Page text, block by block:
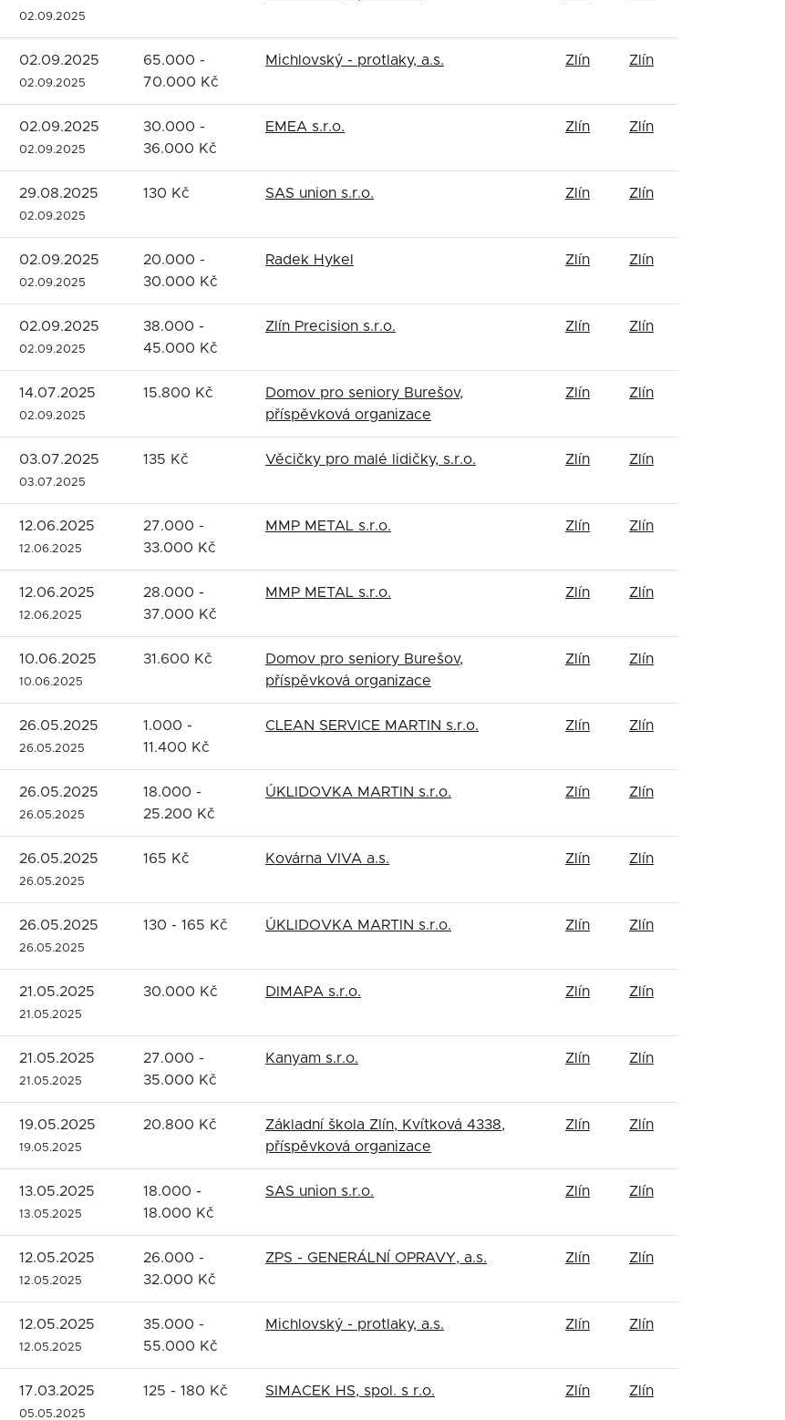
02.09.2025
02.09.2025
02.09.2025
65.000 -
70.000 Kč
Michlovský - protlaky, a.s. Zlín Zlín
02.09.2025
02.09.2025
30.000 -
36.000 Kč
EMEA s.r.o. Zlín Zlín
29.08.2025
02.09.2025
130 Kč SAS union s.r.o. Zlín Zlín
02.09.2025
02.09.2025
20.000 -
30.000 Kč
Radek Hykel Zlín Zlín
02.09.2025
02.09.2025
38.000 -
45.000 Kč
Zlín Precision s.r.o. Zlín Zlín
14.07.2025
02.09.2025
15.800 Kč
Domov pro seniory Burešov,
příspěvková organizace
Zlín Zlín
03.07.2025
03.07.2025
135 Kč Věcičky pro malé lidičky, s.r.o. Zlín Zlín
12.06.2025
12.06.2025
27.000 -
33.000 Kč
MMP METAL s.r.o. Zlín Zlín
12.06.2025
12.06.2025
28.000 -
37.000 Kč
MMP METAL s.r.o. Zlín Zlín
10.06.2025
10.06.2025
31.600 Kč
Domov pro seniory Burešov,
příspěvková organizace
Zlín Zlín
26.05.2025
26.05.2025
1.000 -
11.400 Kč
CLEAN SERVICE MARTIN s.r.o. Zlín Zlín
26.05.2025
26.05.2025
18.000 -
25.200 Kč
ÚKLIDOVKA MARTIN s.r.o. Zlín Zlín
26.05.2025
26.05.2025
165 Kč Kovárna VIVA a.s. Zlín Zlín
26.05.2025
26.05.2025
130 - 165 Kč ÚKLIDOVKA MARTIN s.r.o. Zlín Zlín
21.05.2025
21.05.2025
30.000 Kč DIMAPA s.r.o. Zlín Zlín
21.05.2025
21.05.2025
27.000 -
35.000 Kč
Kanyam s.r.o. Zlín Zlín
19.05.2025
19.05.2025
20.800 Kč
Základní škola Zlín, Kvítková 4338,
příspěvková organizace
Zlín Zlín
13.05.2025
13.05.2025
18.000 -
18.000 Kč
SAS union s.r.o. Zlín Zlín
12.05.2025
12.05.2025
26.000 -
32.000 Kč
ZPS - GENERÁLNÍ OPRAVY, a.s. Zlín Zlín
12.05.2025
12.05.2025
35.000 -
55.000 Kč
Michlovský - protlaky, a.s. Zlín Zlín
17.03.2025
05.05.2025
125 - 180 Kč SIMACEK HS, spol. s r.o. Zlín Zlín